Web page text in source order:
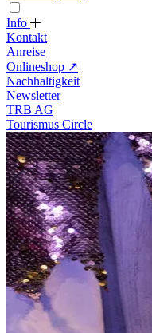
Info
Kontakt
Anreise
Onlineshop ↗
Nachhaltigkeit
Newsletter
TRB AG
Tourismus Circle